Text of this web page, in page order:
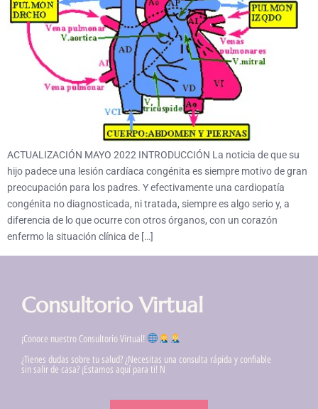
ACTUALIZACIÓN MAYO 2022 INTRODUCCIÓN La noticia de que su
hijo padece una lesión cardíaca congénita es siempre motivo de gran
preocupación para los padres. Y efectivamente una cardiopatía
congénita no diagnosticada, ni tratada, siempre es algo serio y, a
diferencia de lo que ocurre con otros órganos, con un corazón
enfermo la situación clínica de […]
Consultorio Virtual
¡Conoce nuestro Consultorio Virtual!
¿Tienes dudas sobre tu salud? ¿Necesitas una consulta rápida y confiable
sin salir de casa? ¡Estamos aquí para ti! N